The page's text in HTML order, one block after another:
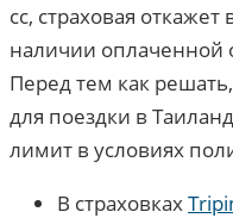
cc, страховая
наличии оплаченной
Перед тем как
для поездки в
лимит в условиях
В страховках